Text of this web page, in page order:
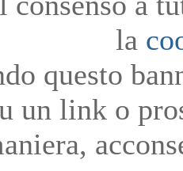
la
questo
un link o